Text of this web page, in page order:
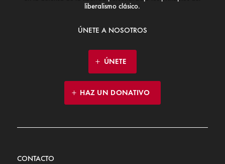
liberalismo clásico.
ÚNETE A NOSOTROS
ÚNETE
HAZ UN DONATIVO
CONTACTO